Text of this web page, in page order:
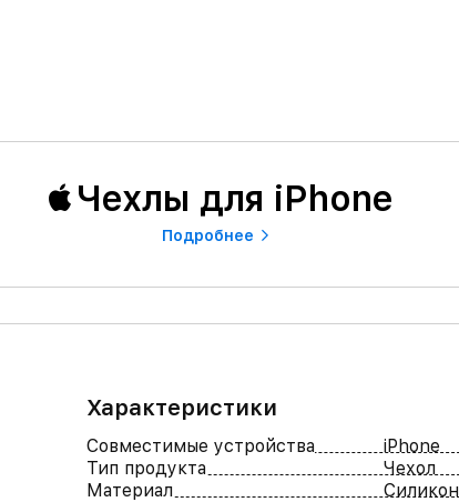
Чехлы для iPhone
Подробнее
Характеристики
Совместимые устройства
iPhone
Тип продукта
Чехол
Материал
Силикон